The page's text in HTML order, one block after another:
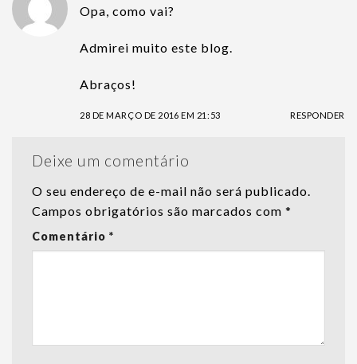
Opa, como vai?
Admirei muito este blog.
Abraços!
28 DE MARÇO DE 2016 EM 21:53 RESPONDER
Deixe um comentário
O seu endereço de e-mail não será publicado.
Campos obrigatórios são marcados com *
Comentário *